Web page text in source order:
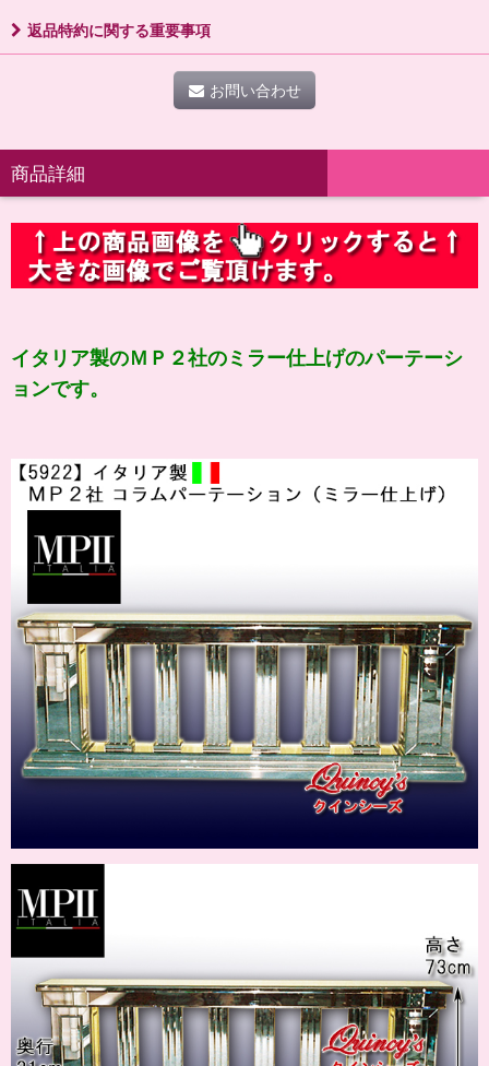
返品特約に関する重要事項
お問い合わせ
商品詳細
イタリア製のＭＰ２社のミラー仕上げのパーテーシ
ョンです。